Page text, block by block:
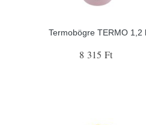
Termobögre TERMO 1,2
8 315 Ft